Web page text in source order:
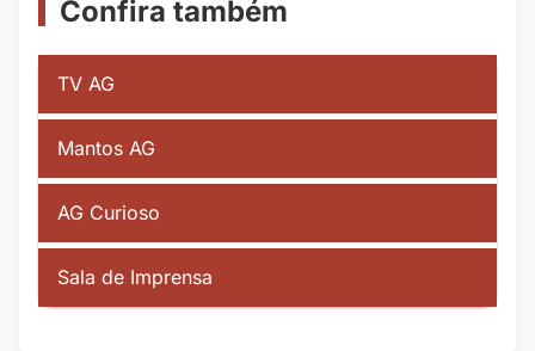
Confira também
TV AG
Mantos AG
AG Curioso
Sala de Imprensa